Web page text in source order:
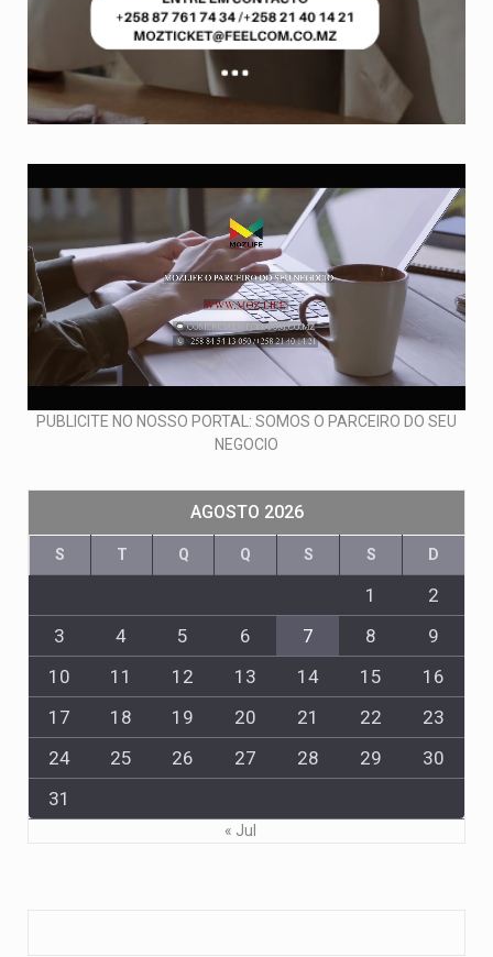
PUBLICITE NO NOSSO PORTAL: SOMOS O PARCEIRO DO SEU
NEGOCIO
AGOSTO 2026
S T Q Q S S D
1
2
3
4 5 6 7 8
9
10
11 12 13 14 15
16
17
18 19 20 21 22
23
24
25 26 27 28 29
30
31
« Jul